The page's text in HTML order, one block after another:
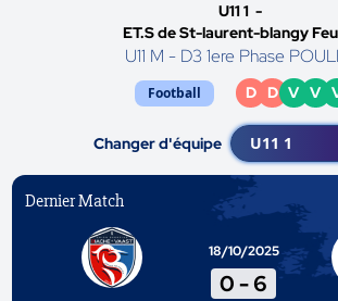
U11 1 -
ET.S de St-laurent-blangy
U11 M - D3 1ere Phase
Football D D V V
Changer d'équipe
Dernier Match
18/10/2025
0-6